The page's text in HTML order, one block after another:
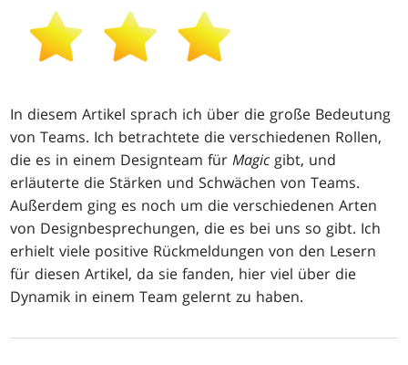
In diesem Artikel sprach ich über die große Bedeutung
von Teams. Ich betrachtete die verschiedenen Rollen,
die es in einem Designteam fürMagic gibt, und
erläuterte die Stärken und Schwächen von Teams.
Außerdem ging es noch um die verschiedenen Arten
von Designbesprechungen, die es bei uns so gibt. Ich
erhielt viele positive Rückmeldungen von den Lesern
für diesen Artikel, da sie fanden, hier viel über die
Dynamik in einem Team gelernt zu haben.